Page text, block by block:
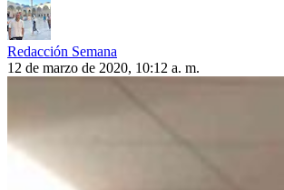
Redacción Semana
12 de marzo de 2020, 10:12 a. m.